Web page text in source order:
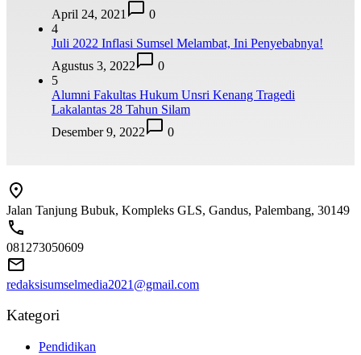
April 24, 2021
0
4
Juli 2022 Inflasi Sumsel Melambat, Ini Penyebabnya!
Agustus 3, 2022
0
5
Alumni Fakultas Hukum Unsri Kenang Tragedi
Lakalantas 28 Tahun Silam
Desember 9, 2022
0
Jalan Tanjung Bubuk, Kompleks GLS, Gandus, Palembang, 30149
081273050609
redaksisumselmedia2021@gmail.com
Kategori
Pendidikan